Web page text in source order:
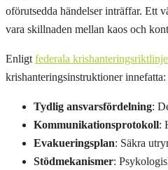
oförutsedda händelser inträffar. Ett
vara skillnaden mellan kaos och
Enligtfederala
krishanteringsinstruktioner innefatta:
Tydlig ansvarsfördelning:
Kommunikationsprotokoll:
Evakueringsplan: Säkra
Stödmekanismer: